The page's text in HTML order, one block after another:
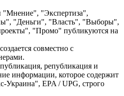
"Мнение", "Экспертиза",
"Деньги", "Власть", "Выборы",
"Промо" публикуются на
совместно с
републикация и
информации, которое содержит
Украина", EPA / UPG, строго